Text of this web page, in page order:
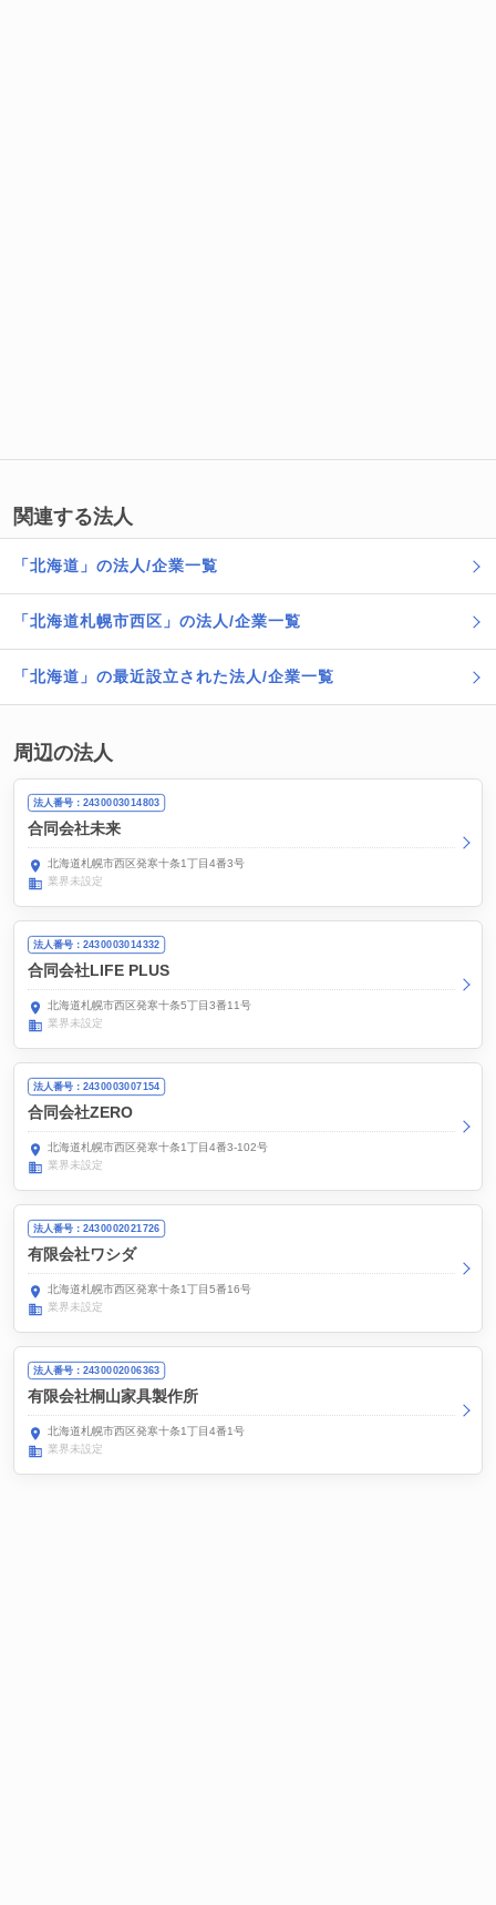
関連する法人
「北海道」の法人/企業一覧
「北海道札幌市西区」の法人/企業一覧
「北海道」の最近設立された法人/企業一覧
周辺の法人
法人番号：2430003014803
合同会社未来
北海道札幌市西区発寒十条1丁目4番3号
業界未設定
法人番号：2430003014332
合同会社LIFE PLUS
北海道札幌市西区発寒十条5丁目3番11号
業界未設定
法人番号：2430003007154
合同会社ZERO
北海道札幌市西区発寒十条1丁目4番3-102号
業界未設定
法人番号：2430002021726
有限会社ワシダ
北海道札幌市西区発寒十条1丁目5番16号
業界未設定
法人番号：2430002006363
有限会社桐山家具製作所
北海道札幌市西区発寒十条1丁目4番1号
業界未設定